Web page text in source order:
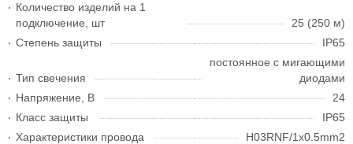
Количество изделий на 1
подключение, шт
25 (250 м)
Степень защиты
IP65
Тип свечения
постоянное с мигающими
диодами
Напряжение, В
24
Класс защиты
IP65
Характеристики провода
H03RNF/1x0.5mm2